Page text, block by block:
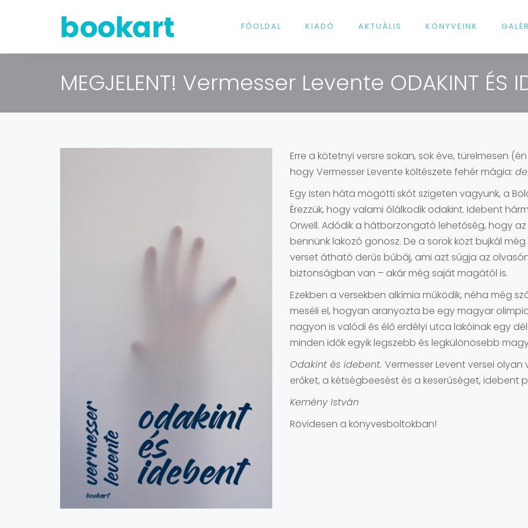
FŐOLDAL KIADÓ AKTUÁLIS KÖNYVEINK
MEGJELENT! Vermesser Levente ODAKINT ÉS
Erre a kötetnyi versre sokan, sok éve, türelmesen
hogy Vermesser Levente költészete fehér mágia:
Egy Isten háta mögötti skót szigeten vagyunk, a
Érezzük, hogy valami ólálkodik odakint. Idebent
Orwell. Adódik a hátborzongató lehetőség, hogy
bennünk lakozó gonosz. De a sorok közt bujkál
verset átható derűs bűbáj, ami azt súgja az
biztonságban van – akár még saját magától is.
Ezekben a versekben alkímia működik, néha még
meséli el, hogyan aranyozta be egy magyar
nagyon is valódi és élő erdélyi utca lakóinak egy
minden idők egyik legszebb és legkülönösebb
Odakint és idebent. Vermesser Levent versei
erőket, a kétségbeesést és a keserűséget, idebent
Kemény István
Rövidesen a könyvesboltokban!